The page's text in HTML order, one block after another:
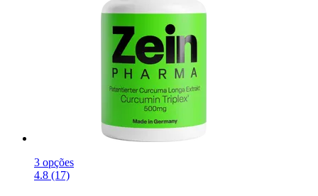
3 opções
4.8 (17)